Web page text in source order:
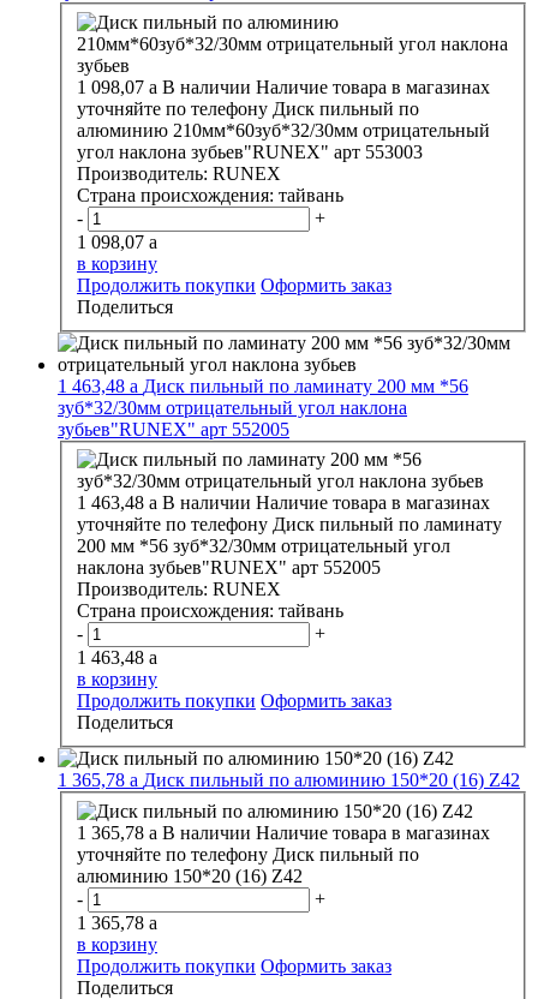
1 098,07 a В наличии Наличие товара в магазинах
уточняйте по телефону Диск пильный по
алюминию 210мм*60зуб*32/30мм отрицательный
угол наклона зубьев"RUNEX" арт 553003
Производитель: RUNEX
Страна происхождения: тайвань
-
+
1 098,07 a
в корзину
Продолжить покупки Оформить заказ
Поделиться
1 463,48 a Диск пильный по ламинату 200 мм *56
зуб*32/30мм отрицательный угол наклона
зубьев"RUNEX" арт 552005
1 463,48 a В наличии Наличие товара в магазинах
уточняйте по телефону Диск пильный по ламинату
200 мм *56 зуб*32/30мм отрицательный угол
наклона зубьев"RUNEX" арт 552005
Производитель: RUNEX
Страна происхождения: тайвань
-
+
1 463,48 a
в корзину
Продолжить покупки Оформить заказ
Поделиться
1 365,78 a Диск пильный по алюминию 150*20 (16) Z42
1 365,78 a В наличии Наличие товара в магазинах
уточняйте по телефону Диск пильный по
алюминию 150*20 (16) Z42
-
+
1 365,78 a
в корзину
Продолжить покупки Оформить заказ
Поделиться